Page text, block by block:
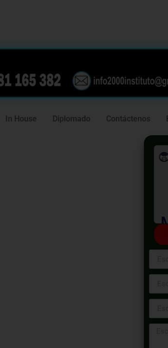
In House Diplomado Contáctenos